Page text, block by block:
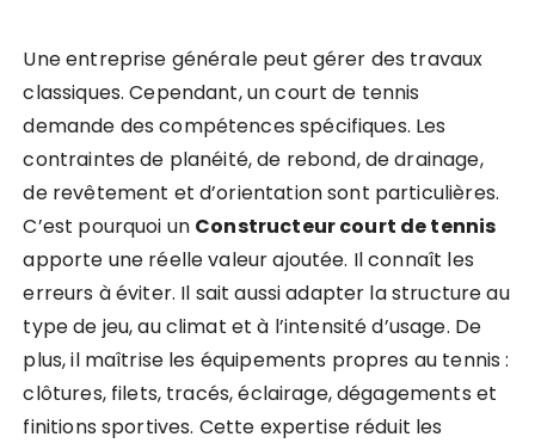
Une entreprise générale peut gérer des travaux
classiques. Cependant, un court de tennis
demande des compétences spécifiques. Les
contraintes de planéité, de rebond, de drainage,
de revêtement et d’orientation sont particulières.
C’est pourquoi un Constructeur court de tennis
apporte une réelle valeur ajoutée. Il connaît les
erreurs à éviter. Il sait aussi adapter la structure au
type de jeu, au climat et à l’intensité d’usage. De
plus, il maîtrise les équipements propres au tennis :
clôtures, filets, tracés, éclairage, dégagements et
finitions sportives. Cette expertise réduit les